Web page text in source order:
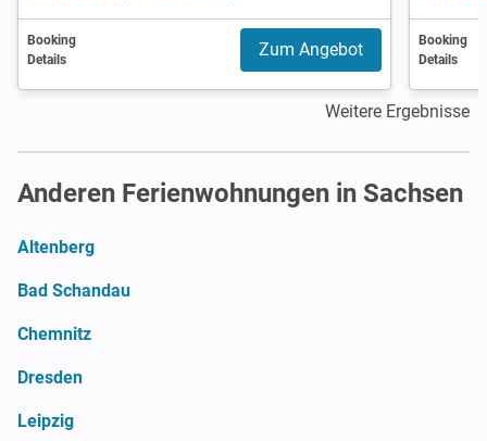
Booking
Details
Zum Angebot
Booking
Details
Weitere Ergebnisse
Anderen Ferienwohnungen in Sachsen
Altenberg
Bad Schandau
Chemnitz
Dresden
Leipzig